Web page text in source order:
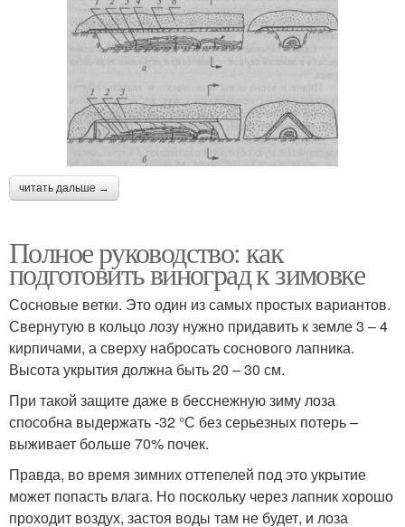
читать дальше →
Полное руководство: как
подготовить виноград к зимовке
Сосновые ветки. Это один из самых простых вариантов.
Свернутую в кольцо лозу нужно придавить к земле 3 – 4
кирпичами, а сверху набросать соснового лапника.
Высота укрытия должна быть 20 – 30 см.
При такой защите даже в бесснежную зиму лоза
способна выдержать -32 °С без серьезных потерь –
выживает больше 70% почек.
Правда, во время зимних оттепелей под это укрытие
может попасть влага. Но поскольку через лапник хорошо
проходит воздух, застоя воды там не будет, и лоза